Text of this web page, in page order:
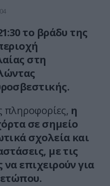
το βράδυ της
στη
πληροφορίες, η
σε σημείο
σχολεία και
με τις
επιχειρούν για